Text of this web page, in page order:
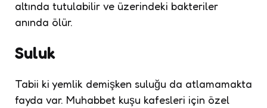
altında tutulabilir ve üzerindeki bakteriler
anında ölür.
Suluk
Tabii ki yemlik demişken suluğu da atlamamakta
fayda var. Muhabbet kuşu kafesleri için özel